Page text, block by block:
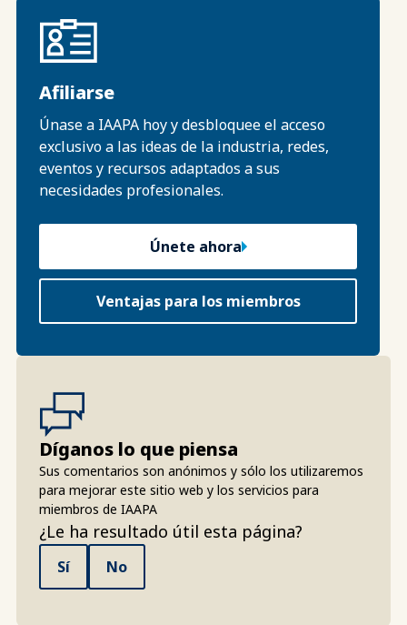
Afiliarse
Únase a IAAPA hoy y desbloquee el acceso
exclusivo a las ideas de la industria, redes,
eventos y recursos adaptados a sus
necesidades profesionales.
Únete ahora
Ventajas para los miembros
Díganos lo que piensa
Sus comentarios son anónimos y sólo los utilizaremos
para mejorar este sitio web y los servicios para
miembros de IAAPA
¿Le ha resultado útil esta página?
Sí No